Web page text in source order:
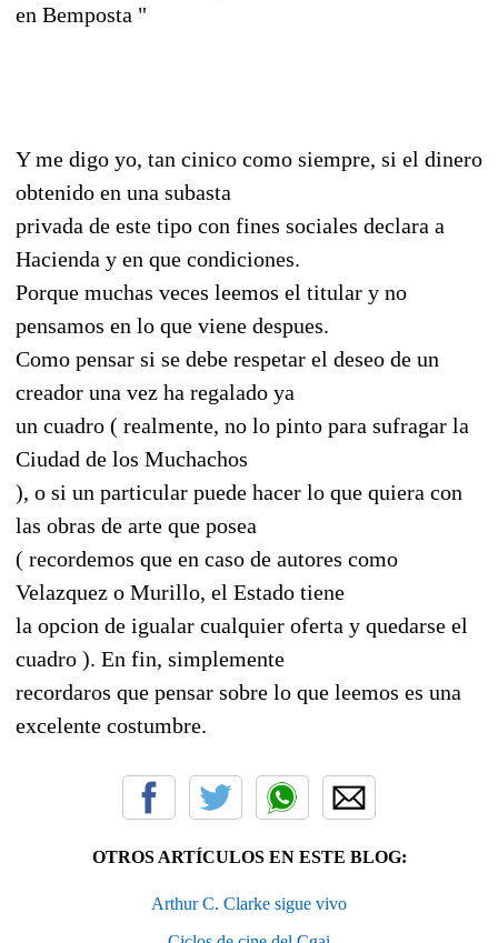
en Bemposta "
Y me digo yo, tan cinico como siempre, si el dinero
obtenido en una subasta
privada de este tipo con fines sociales declara a
Hacienda y en que condiciones.
Porque muchas veces leemos el titular y no
pensamos en lo que viene despues.
Como pensar si se debe respetar el deseo de un
creador una vez ha regalado ya
un cuadro ( realmente, no lo pinto para sufragar la
Ciudad de los Muchachos
), o si un particular puede hacer lo que quiera con
las obras de arte que posea
( recordemos que en caso de autores como
Velazquez o Murillo, el Estado tiene
la opcion de igualar cualquier oferta y quedarse el
cuadro ). En fin, simplemente
recordaros que pensar sobre lo que leemos es una
excelente costumbre.
OTROS ARTÍCULOS EN ESTE BLOG:
Arthur C. Clarke sigue vivo